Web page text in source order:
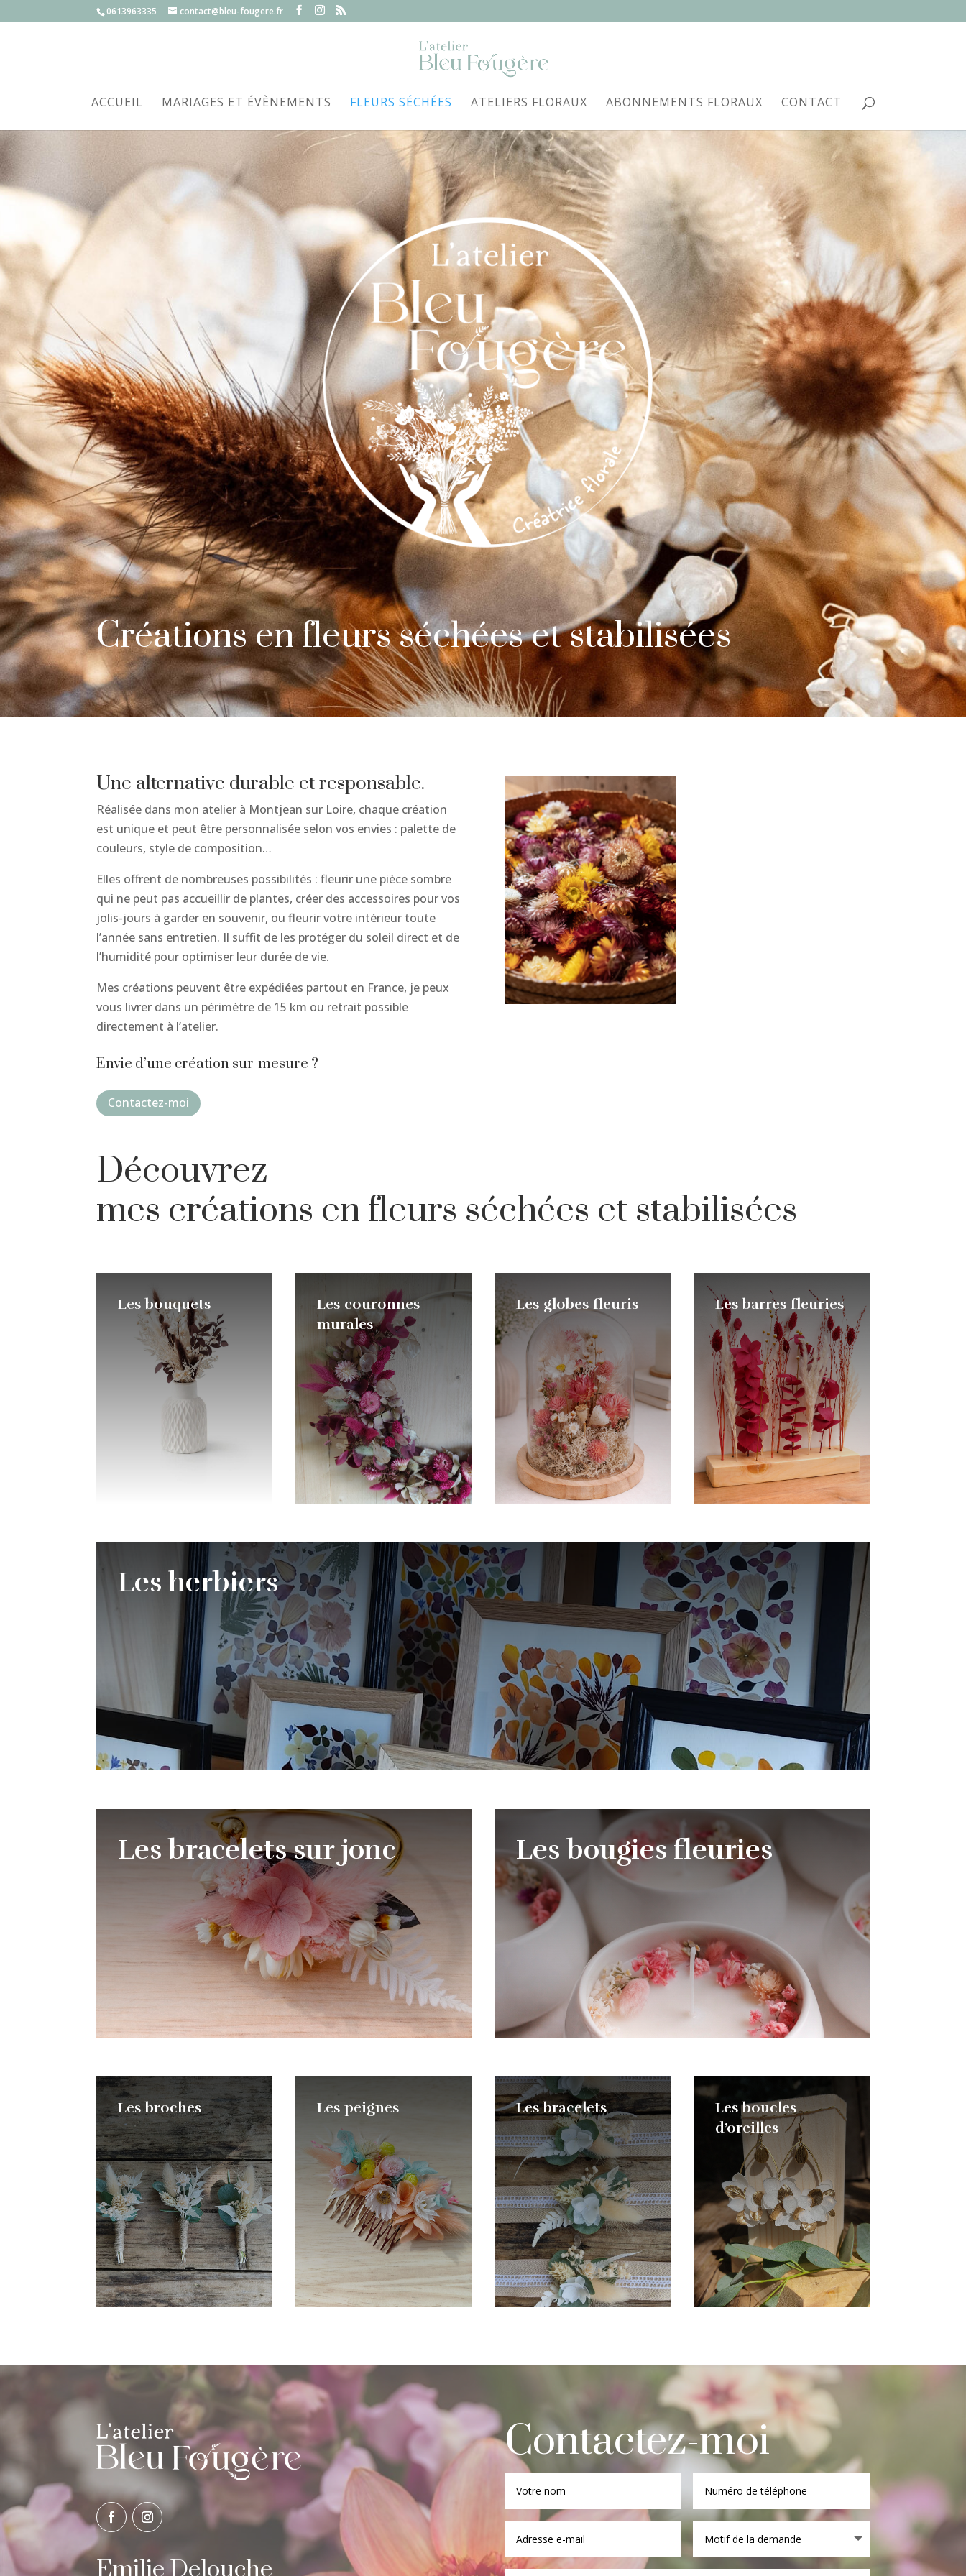
0613963335 contact@bleu-fougere.fr
ACCUEIL MARIAGES ET ÉVÈNEMENTS FLEURS SÉCHÉES ATELIERS FLORAUX ABONNEMENTS FLORAUX CONTACT
Créations en fleurs séchées et stabilisées
Une alternative durable et responsable.
Réalisée dans mon atelier à Montjean sur Loire, chaque création
est unique et peut être personnalisée selon vos envies : palette de
couleurs, style de composition…
Elles offrent de nombreuses possibilités : fleurir une pièce sombre
qui ne peut pas accueillir de plantes, créer des accessoires pour vos
jolis-jours à garder en souvenir, ou fleurir votre intérieur toute
l’année sans entretien. Il suffit de les protéger du soleil direct et de
l’humidité pour optimiser leur durée de vie.
Mes créations peuvent être expédiées partout en France, je peux
vous livrer dans un périmètre de 15 km ou retrait possible
directement à l’atelier.
Envie d’une création sur-mesure ?
Contactez-moi
Découvrez
mes créations en fleurs séchées et stabilisées
Les bouquets
Les couronnes
murales
Les globes fleuris Les barres fleuries
Les herbiers
Les bracelets sur jonc Les bougies fleuries
Les broches Les peignes Les bracelets
Les boucles
d’oreilles
Emilie Delouche
Contactez-moi